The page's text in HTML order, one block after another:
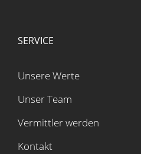
SERVICE
Unsere Werte
Unser Team
Vermittler werden
Kontakt